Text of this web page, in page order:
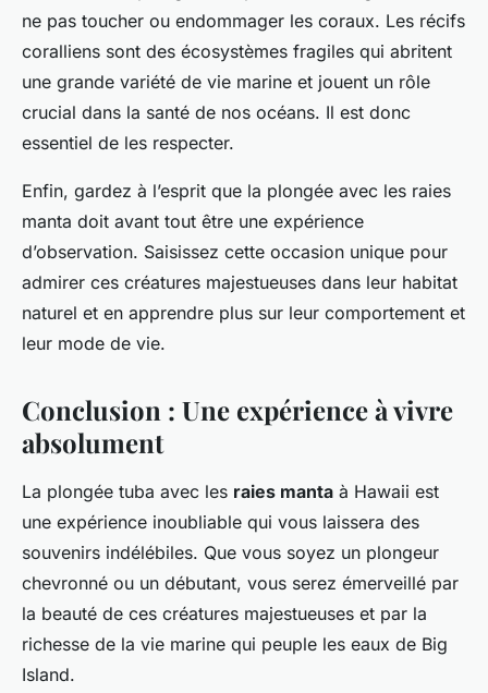
ne pas toucher ou endommager les coraux. Les récifs
coralliens sont des écosystèmes fragiles qui abritent
une grande variété de vie marine et jouent un rôle
crucial dans la santé de nos océans. Il est donc
essentiel de les respecter.
Enfin, gardez à l’esprit que la plongée avec les raies
manta doit avant tout être une expérience
d’observation. Saisissez cette occasion unique pour
admirer ces créatures majestueuses dans leur habitat
naturel et en apprendre plus sur leur comportement et
leur mode de vie.
Conclusion : Une expérience à vivre
absolument
La plongée tuba avec les raies manta à Hawaii est
une expérience inoubliable qui vous laissera des
souvenirs indélébiles. Que vous soyez un plongeur
chevronné ou un débutant, vous serez émerveillé par
la beauté de ces créatures majestueuses et par la
richesse de la vie marine qui peuple les eaux de Big
Island.